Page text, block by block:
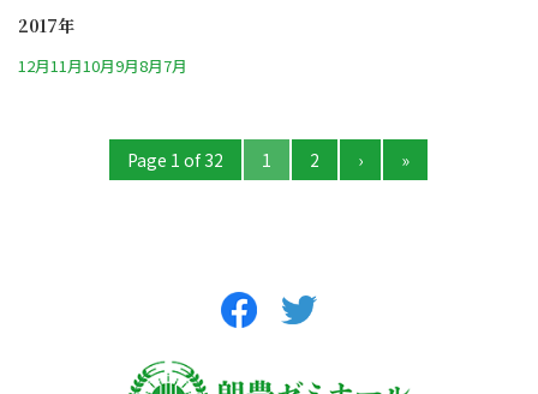
2017年
12月11月10月9月8月7月
Page 1 of 32 1 2 › »